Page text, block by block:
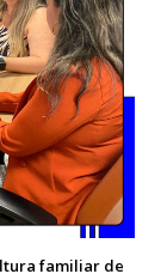
familiar de